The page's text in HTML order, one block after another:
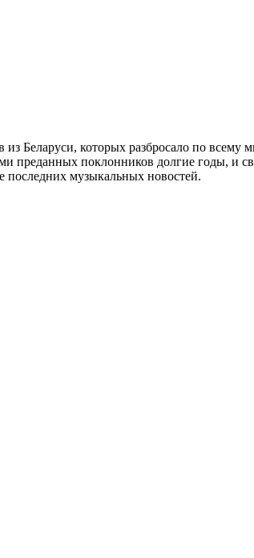
Беларуси, которых разбросало по
поклонников долгие годы, и
музыкальных новостей.